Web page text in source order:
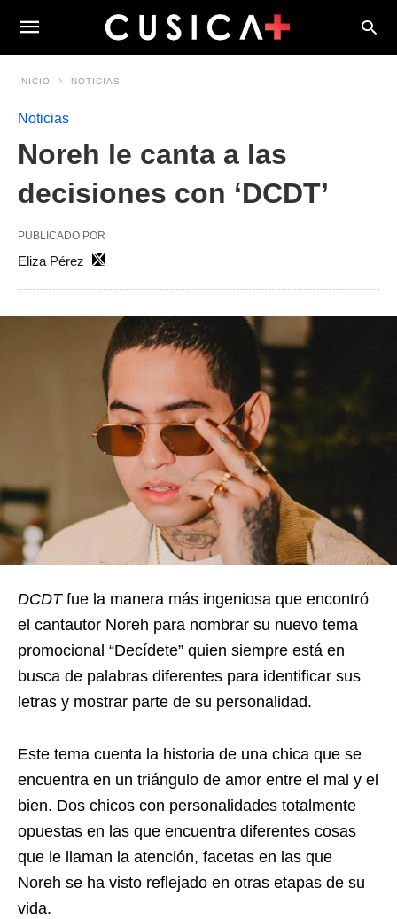
INICIO NOTICIAS
Noticias
Noreh le canta a las
decisiones con ‘DCDT’
PUBLICADO POR
Eliza Pérez
DCDT fue la manera más ingeniosa que encontró
el cantautor Noreh para nombrar su nuevo tema
promocional “Decídete” quien siempre está en
busca de palabras diferentes para identificar sus
letras y mostrar parte de su personalidad.
Este tema cuenta la historia de una chica que se
encuentra en un triángulo de amor entre el mal y el
bien. Dos chicos con personalidades totalmente
opuestas en las que encuentra diferentes cosas
que le llaman la atención, facetas en las que
Noreh se ha visto reflejado en otras etapas de su
vida.